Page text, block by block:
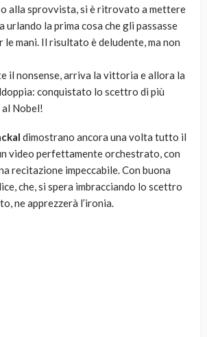
alla sprovvista, si è ritrovato a mettere
urlando la prima cosa che gli passasse
le mani. Il risultato è deludente, ma non
il nonsense, arriva la vittoria e allora la
conquistato lo scettro di più
Nobel!
dimostrano ancora una volta tutto il
video perfettamente orchestrato, con
recitazione impeccabile. Con buona
che, si spera imbracciando lo scettro
ne apprezzerà l’ironia.